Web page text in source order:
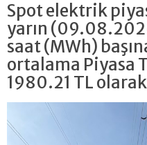
Spot elektrik
yarın
saat (MWh)
ortalama Piyasa
1980.21 TL